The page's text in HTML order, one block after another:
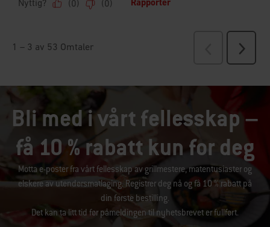
Bli med i vårt fellesskap –
få 10 % rabatt kun for deg
Motta e-poster fra vårt fellesskap av grillmestere, matentusiaster og
elskere av utendørsmatlaging. Registrer deg nå og få 10 % rabatt på
din første bestilling.
Det kan ta litt tid før påmeldingen til nyhetsbrevet er fullført.